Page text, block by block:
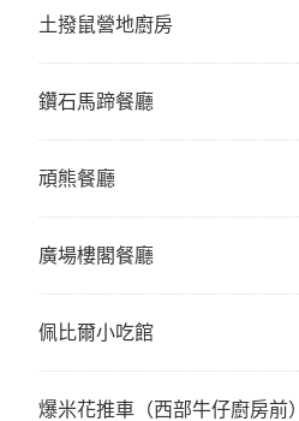
土撥鼠營地廚房
鑽石馬蹄餐廳
頑熊餐廳
廣場樓閣餐廳
佩比爾小吃館
爆米花推車（西部牛仔廚房前）